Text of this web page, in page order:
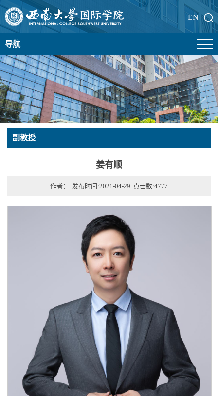
EN
导航
副教授
姜有顺
作者： 发布时间:2021-04-29 点击数:4777